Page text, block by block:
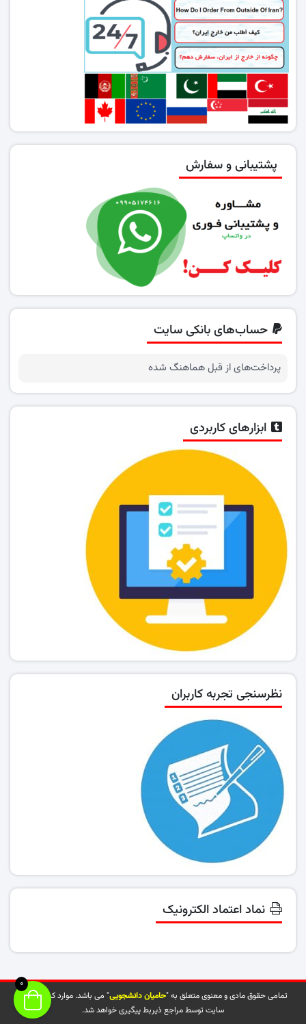
پشتیبانی و سفارش
حساب‌های بانکی سایت
پرداخت‌های از قبل هماهنگ شده
ابزارهای کاربردی
نظرسنجی تجربه کاربران
نماد اعتماد الکترونیک
تمامی حقوق مادی و معنوی متعلق به "حامیان دانشجویی" می باشد. موارد کپی شده از
سایت توسط مراجع ذیربط پیگیری خواهد شد.
0